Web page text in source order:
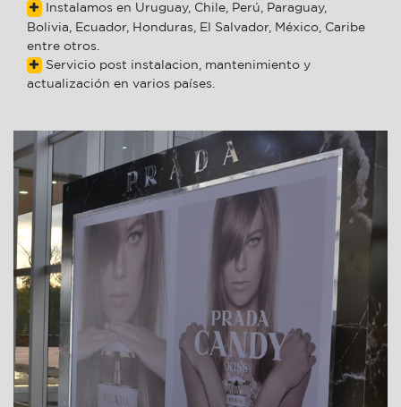
Instalamos en Uruguay, Chile, Perú, Paraguay,
Bolivia, Ecuador, Honduras, El Salvador, México, Caribe
entre otros.
Servicio post instalacion, mantenimiento y
actualización en varios países.